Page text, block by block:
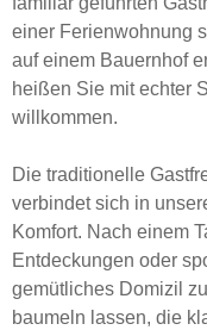
einer Ferienwohnung
auf einem Bauernhof
heißen Sie mit echter
willkommen.
Die traditionelle
verbindet sich in
Komfort. Nach einem
Entdeckungen oder
gemütliches Domizil
baumeln lassen, die